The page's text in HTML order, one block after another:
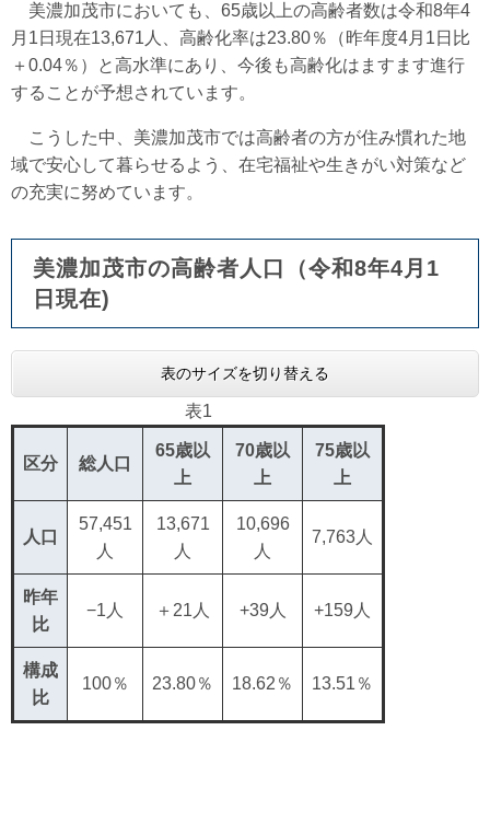
美濃加茂市においても、65歳以上の高齢者数は令和8年4
月1日現在13,671人、高齢化率は23.80％（昨年度4月1日比
＋0.04％）と高水準にあり、今後も高齢化はますます進行
することが予想されています。
こうした中、美濃加茂市では高齢者の方が住み慣れた地
域で安心して暮らせるよう、在宅福祉や生きがい対策など
の充実に努めています。
美濃加茂市の高齢者人口（令和8年4月1
日現在)
表のサイズを切り替える
表1
区分 総人口
65歳以
上
70歳以
上
75歳以
上
人口
57,451
人
13,671
人
10,696
人
7,763人
昨年
比
−1人 ＋21人 +39人 +159人
構成
比
100％ 23.80％ 18.62％ 13.51％